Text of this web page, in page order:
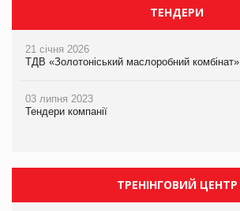
ТЕНДЕРИ
21 січня 2026
ТДВ «Золотоніський маслоробний комбінат»
03 липня 2023
Тендери компанії
ТРЕНІНГОВИЙ ЦЕНТР